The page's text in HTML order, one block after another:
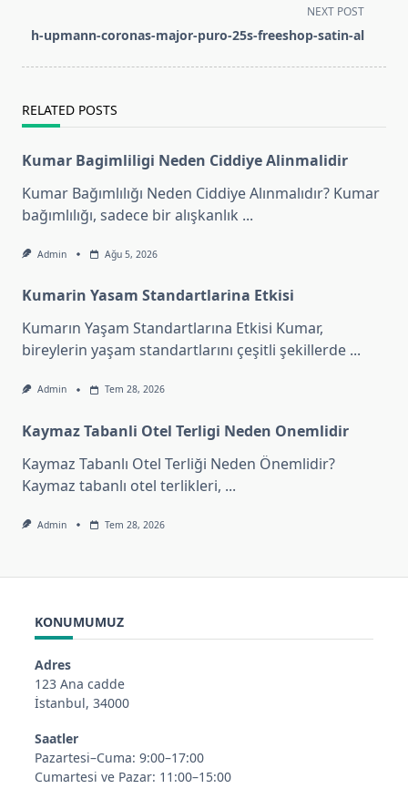
reader-
NEXT POST
h-upmann-coronas-major-puro-25s-freeshop-satin-al
RELATED POSTS
Kumar Bagimliligi Neden Ciddiye Alinmalidir
Kumar Bağımlılığı Neden Ciddiye Alınmalıdır? Kumar
bağımlılığı, sadece bir alışkanlık ...
Admin Ağu 5, 2026
Kumarin Yasam Standartlarina Etkisi
Kumarın Yaşam Standartlarına Etkisi Kumar,
bireylerin yaşam standartlarını çeşitli şekillerde ...
Admin Tem 28, 2026
Kaymaz Tabanli Otel Terligi Neden Onemlidir
Kaymaz Tabanlı Otel Terliği Neden Önemlidir?
Kaymaz tabanlı otel terlikleri, ...
Admin Tem 28, 2026
KONUMUMUZ
Adres
123 Ana cadde
İstanbul, 34000
Saatler
Pazartesi–Cuma: 9:00–17:00
Cumartesi ve Pazar: 11:00–15:00